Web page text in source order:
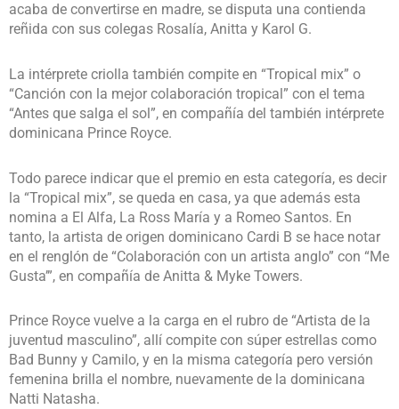
acaba de convertirse en madre, se disputa una contienda
reñida con sus colegas Rosalía, Anitta y Karol G.
La intérprete criolla también compite en “Tropical mix” o
“Canción con la mejor colaboración tropical” con el tema
“Antes que salga el sol”, en compañía del también intérprete
dominicana Prince Royce.
Todo parece indicar que el premio en esta categoría, es decir
la “Tropical mix”, se queda en casa, ya que además esta
nomina a El Alfa, La Ross María y a Romeo Santos. En
tanto, la artista de origen dominicano Cardi B se hace notar
en el renglón de “Colaboración con un artista anglo” con “Me
Gusta’”, en compañía de Anitta & Myke Towers.
Prince Royce vuelve a la carga en el rubro de “Artista de la
juventud masculino”, allí compite con súper estrellas como
Bad Bunny y Camilo, y en la misma categoría pero versión
femenina brilla el nombre, nuevamente de la dominicana
Natti Natasha.